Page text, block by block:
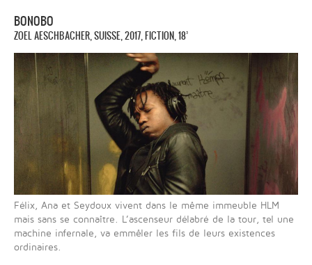
BONOBO
ZOEL AESCHBACHER, SUISSE, 2017, FICTION, 18’
Félix, Ana et Seydoux vivent dans le même immeuble HLM
mais sans se connaître. L’ascenseur délabré de la tour, tel une
machine infernale, va emmêler les fils de leurs existences
ordinaires.